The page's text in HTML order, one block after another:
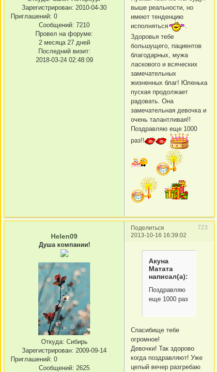
Зарегистрирован: 2010-04-30
Приглашений: 0
Сообщений: 7210
Провел на форуме:
2 месяца 27 дней
Последний визит:
2018-03-24 02:48:09
выше реальности, но
имеют тенденцию
исполняться
.
Здоровья тебе
большущего, пациентов
благодарных, мужа
ласкового и всяческих
замечательных
жизненных благ! Юленька
пуская продолжает
радовать. Она
замечательная девочка и
очень талантливая!!
Поздравляю еще 1000
раз!!
Поделиться
723
2013-10-16 16:39:02
Helen09
Душа компании!
Откуда: Сибирь
Зарегистрирован: 2009-09-14
Приглашений: 0
Сообщений: 2625
Акуна
Матата
написал(а):
Поздравляю
еще 1000 раз
Спасибище тебе
огромное!
Девочки! Так здорово
когда поздравляют! Уже
целый вечер разгребаю